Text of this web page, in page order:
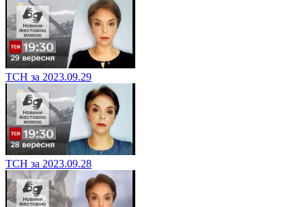
ТСН за 2023.09.29
ТСН за 2023.09.28